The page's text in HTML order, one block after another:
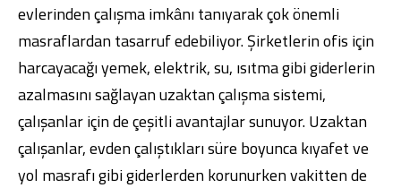
evlerinden çalışma imkânı tanıyarak çok önemli
masraflardan tasarruf edebiliyor. Şirketlerin ofis için
harcayacağı yemek, elektrik, su, ısıtma gibi giderlerin
azalmasını sağlayan uzaktan çalışma sistemi,
çalışanlar için de çeşitli avantajlar sunuyor. Uzaktan
çalışanlar, evden çalıştıkları süre boyunca kıyafet ve
yol masrafı gibi giderlerden korunurken vakitten de